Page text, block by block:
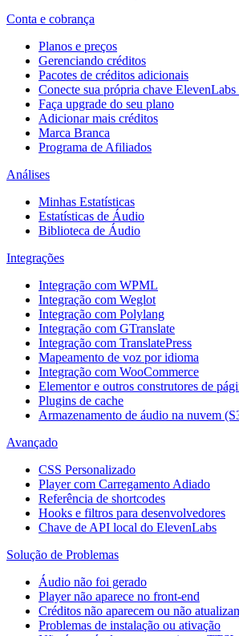
Conta e cobrança
Planos e preços
Gerenciando créditos
Pacotes de créditos adicionais
Conecte sua própria chave
Faça upgrade do seu plano
Adicionar mais créditos
Marca Branca
Programa de Afiliados
Análises
Minhas Estatísticas
Estatísticas de Áudio
Biblioteca de Áudio
Integrações
Integração com WPML
Integração com Weglot
Integração com Polylang
Integração com GTranslate
Integração com TranslatePress
Mapeamento de voz por idioma
Integração com WooCommerce
Elementor e outros construtores de
Plugins de cache
Armazenamento de áudio na nuvem
Avançado
CSS Personalizado
Player com Carregamento Adiado
Referência de shortcodes
Hooks e filtros para desenvolvedores
Chave de API local do ElevenLabs
Solução de Problemas
Áudio não foi gerado
Player não aparece no front-end
Créditos não aparecem ou não
Problemas de instalação ou ativação